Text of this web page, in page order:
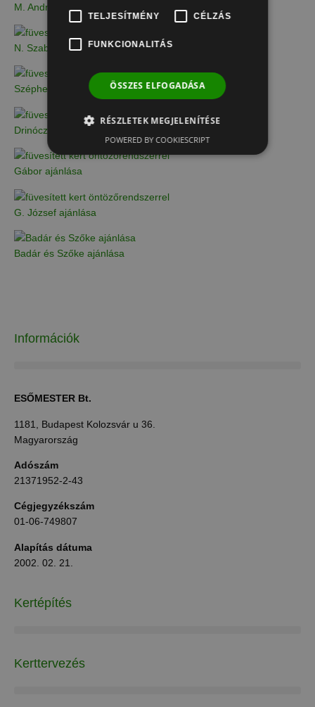
M. András ajánlása
N. Szabolcs ajánlása
Széphegyi Szabolcs ajánlása
Drinóczi Csaba ajánlása
Gábor ajánlása
G. József ajánlása
Badár és Szőke ajánlása
Információk
ESŐMESTER Bt.
1181, Budapest Kolozsvár u 36.
Magyarország
Adószám
21371952-2-43
Cégjegyzékszám
01-06-749807
Alapítás dátuma
2002. 02. 21.
Kertépítés
Kerttervezés
TELJESÍTMÉNY CÉLZÁS
FUNKCIONALITÁS
ÖSSZES ELFOGADÁSA
RÉSZLETEK MEGJELENÍTÉSE
POWERED BY COOKIESCRIPT